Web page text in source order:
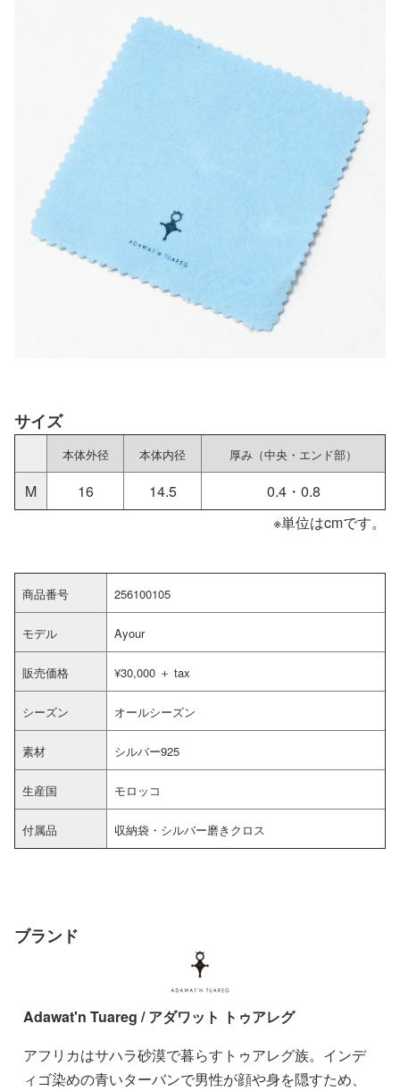
サイズ
本体外径 本体内径 厚み（中央・エンド部）
M 16 14.5
0.4・0.8
※単位はcmです。
商品番号 256100105
モデル Ayour
販売価格 ¥30,000 ＋ tax
シーズン オールシーズン
素材 シルバー925
生産国 モロッコ
付属品 収納袋・シルバー磨きクロス
ブランド
Adawat'n Tuareg / アダワット トゥアレグ
アフリカはサハラ砂漠で暮らすトゥアレグ族。インデ
ィゴ染めの青いターバンで男性が顔や身を隠すため、